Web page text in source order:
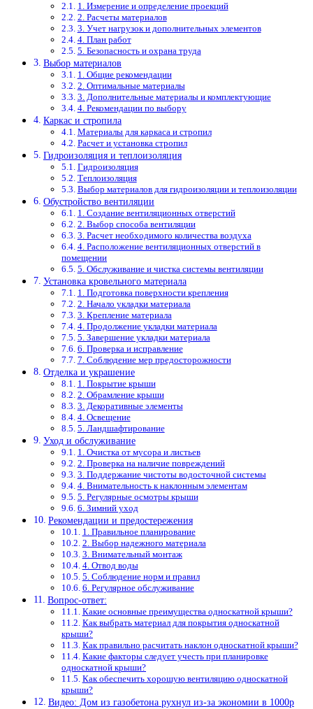
1. Измерение и определение проекций
2. Расчеты материалов
3. Учет нагрузок и дополнительных элементов
4. План работ
5. Безопасность и охрана труда
Выбор материалов
1. Общие рекомендации
2. Оптимальные материалы
3. Дополнительные материалы и комплектующие
4. Рекомендации по выбору
Каркас и стропила
Материалы для каркаса и стропил
Расчет и установка стропил
Гидроизоляция и теплоизоляция
Гидроизоляция
Теплоизоляция
Выбор материалов для гидроизоляции и теплоизоляции
Обустройство вентиляции
1. Создание вентиляционных отверстий
2. Выбор способа вентиляции
3. Расчет необходимого количества воздуха
4. Расположение вентиляционных отверстий в
помещении
5. Обслуживание и чистка системы вентиляции
Установка кровельного материала
1. Подготовка поверхности крепления
2. Начало укладки материала
3. Крепление материала
4. Продолжение укладки материала
5. Завершение укладки материала
6. Проверка и исправление
7. Соблюдение мер предосторожности
Отделка и украшение
1. Покрытие крыши
2. Обрамление крыши
3. Декоративные элементы
4. Освещение
5. Ландшафтирование
Уход и обслуживание
1. Очистка от мусора и листьев
2. Проверка на наличие повреждений
3. Поддержание чистоты водосточной системы
4. Внимательность к наклонным элементам
5. Регулярные осмотры крыши
6. Зимний уход
Рекомендации и предостережения
1. Правильное планирование
2. Выбор надежного материала
3. Внимательный монтаж
4. Отвод воды
5. Соблюдение норм и правил
6. Регулярное обслуживание
Вопрос-ответ:
Какие основные преимущества односкатной крыши?
Как выбрать материал для покрытия односкатной
крыши?
Как правильно расчитать наклон односкатной крыши?
Какие факторы следует учесть при планировке
односкатной крыши?
Как обеспечить хорошую вентиляцию односкатной
крыши?
Видео: Дом из газобетона рухнул из-за экономии в 1000р